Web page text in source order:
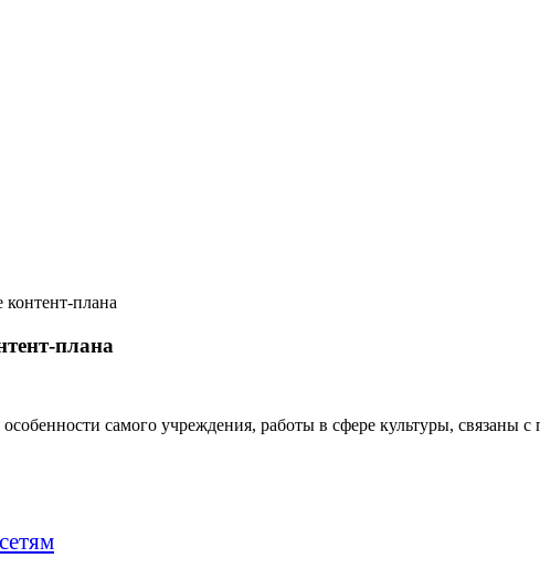
плана
плана
самого учреждения, работы в сфере культуры, связаны